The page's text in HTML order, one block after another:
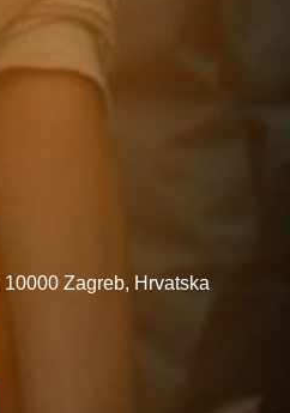
10000 Zagreb, Hrvatska